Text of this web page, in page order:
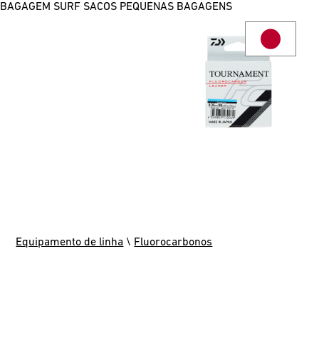
BAGAGEM SURF SACOS PEQUENAS BAGAGENS
Equipamento de linha \ Fluorocarbonos